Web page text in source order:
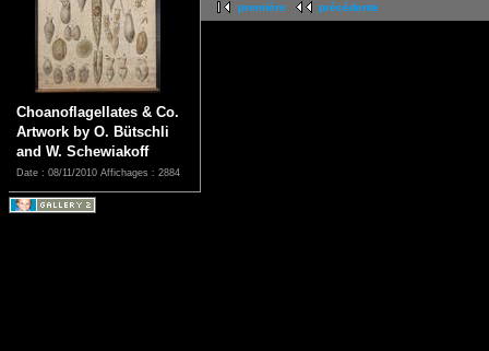
Choanoflagellates & Co.
Artwork by O. Bütschli
and W. Schewiakoff
Date : 08/11/2010 Affichages : 2884
première précédente